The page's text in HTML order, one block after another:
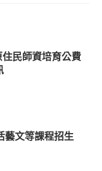
住民師資培育公費
藝文等課程招生